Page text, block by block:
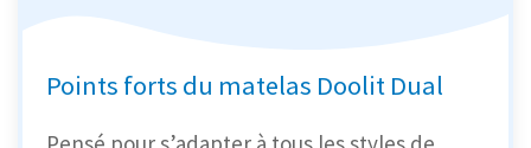
Points forts du matelas Doolit Dual